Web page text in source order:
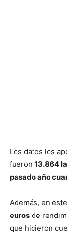
Los datos los
fueron 13.864
pasado año
Además, en
euros de
que hicieron